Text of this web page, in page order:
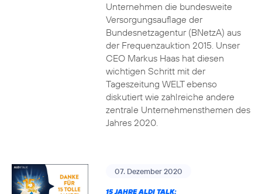
Unternehmen die bundesweite
Versorgungsauflage der
Bundesnetzagentur (BNetzA) aus
der Frequenzauktion 2015. Unser
CEO Markus Haas hat diesen
wichtigen Schritt mit der
Tageszeitung WELT ebenso
diskutiert wie zahlreiche andere
zentrale Unternehmensthemen des
Jahres 2020.
07. Dezember 2020
15 JAHRE ALDI TALK: